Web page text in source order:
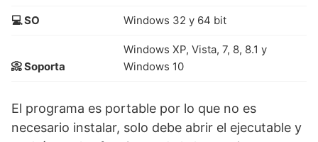
💻 SO Windows 32 y 64 bit
📀 Soporta
Windows XP, Vista, 7, 8, 8.1 y
Windows 10
El programa es portable por lo que no es
necesario instalar, solo debe abrir el ejecutable y